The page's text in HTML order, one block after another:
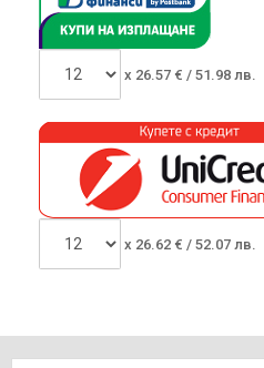
x 26.57 € / 51.98 лв.
x 26.62 € / 52.07 лв.